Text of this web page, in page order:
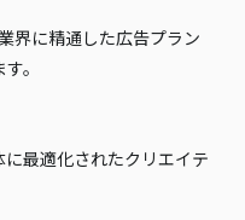
界に精通した広告プラン
。
最適化されたクリエイテ